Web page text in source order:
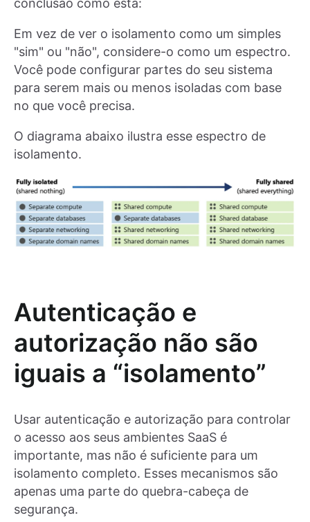
conclusão como esta:
Em vez de ver o isolamento como um simples
"sim" ou "não", considere-o como um espectro.
Você pode configurar partes do seu sistema
para serem mais ou menos isoladas com base
no que você precisa.
O diagrama abaixo ilustra esse espectro de
isolamento.
Autenticação e
autorização não são
iguais a “isolamento”
Usar autenticação e autorização para controlar
o acesso aos seus ambientes SaaS é
importante, mas não é suficiente para um
isolamento completo. Esses mecanismos são
apenas uma parte do quebra-cabeça de
segurança.